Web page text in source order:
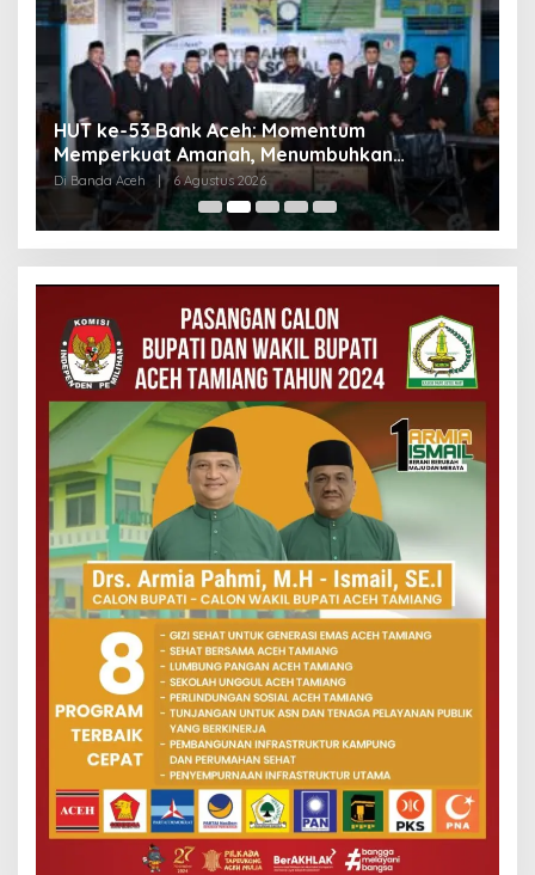
HUT ke-53 Bank Aceh: Momentum
Memperkuat Amanah, Menumbuhkan
Keberkahan Bagi Aceh
Di Banda Aceh | 6 Agustus 2026